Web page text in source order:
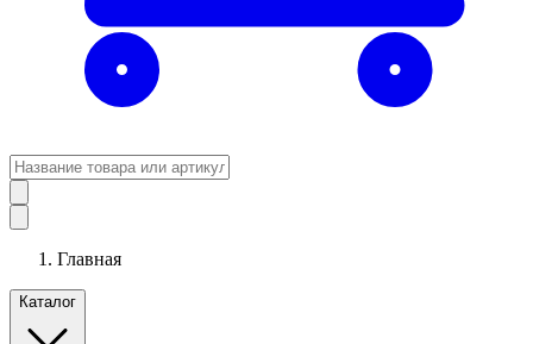
Главная
Каталог